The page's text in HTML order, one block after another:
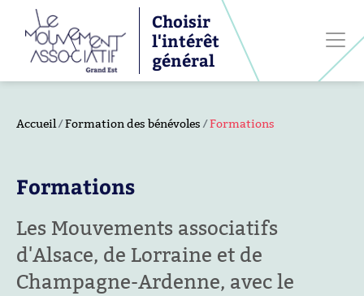
Choisir
l'intérêt
général
Accueil Formation des bénévoles Formations
Formations
Les Mouvements associatifs
d'Alsace, de Lorraine et de
Champagne-Ardenne, avec le